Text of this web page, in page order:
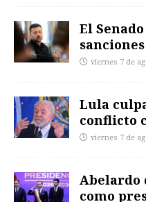
El
viernes 7 de
Lula
conflicto
viernes 7 de
Abelardo
como